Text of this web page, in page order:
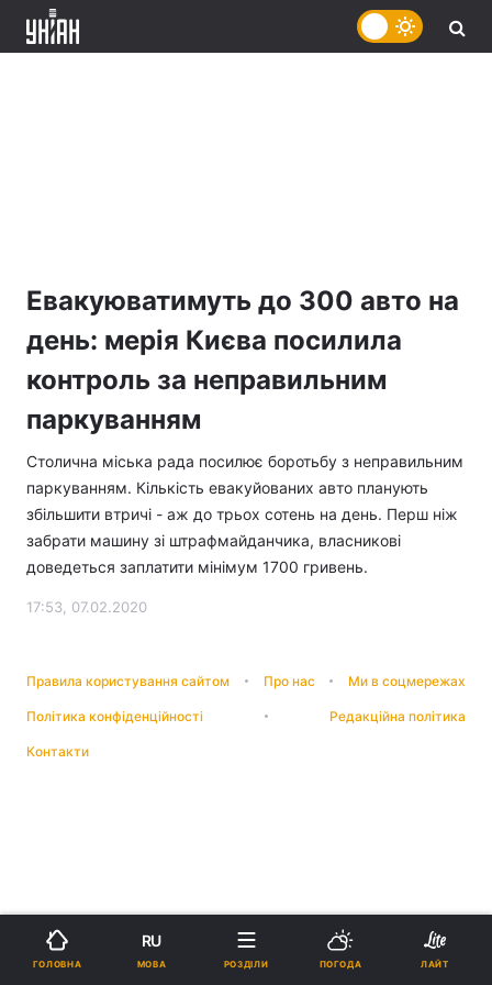
Евакуюватимуть до 300 авто на
день: мерія Києва посилила
контроль за неправильним
паркуванням
Столична міська рада посилює боротьбу з неправильним
паркуванням. Кількість евакуйованих авто планують
збільшити втричі - аж до трьох сотень на день. Перш ніж
забрати машину зі штрафмайданчика, власникові
доведеться заплатити мінімум 1700 гривень.
17:53, 07.02.2020
Правила користування сайтом Про нас Ми в соцмережах
Політика конфіденційності Редакційна політика
Контакти
ГОЛОВНА
RU
МОВА РОЗДІЛИ ПОГОДА ЛАЙТ